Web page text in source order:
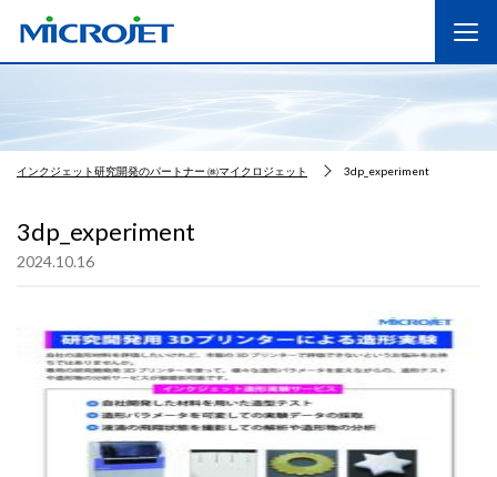
インクジェット研究開発のパートナー ㈱マイクロジェット 3dp_experiment
3dp_experiment
2024.10.16